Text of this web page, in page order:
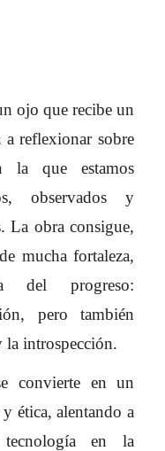
ojo que recibe un
reflexionar sobre
la que estamos
observados y
La obra consigue,
mucha fortaleza,
del progreso:
pero también
la introspección.
convierte en un
ética, alentando a
en la